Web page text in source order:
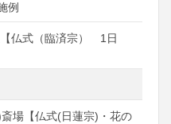
例
仏式（臨済宗） 1日
場【仏式(日蓮宗)・花の